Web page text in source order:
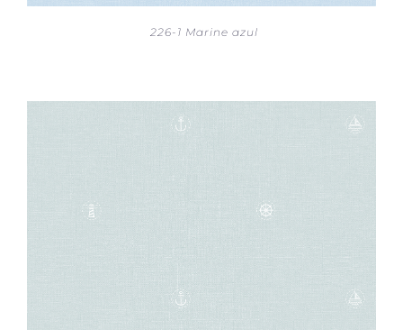
226-1 Marine azul